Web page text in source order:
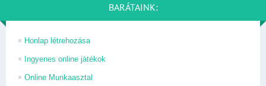
BARÁTAINK:
Honlap létrehozása
Ingyenes online játékok
Online Munkaasztal